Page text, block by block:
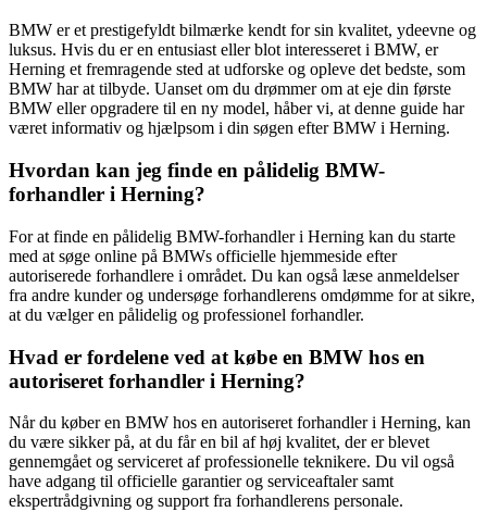
BMW er et prestigefyldt bilmærke kendt for sin kvalitet, ydeevne og
luksus. Hvis du er en entusiast eller blot interesseret i BMW, er
Herning et fremragende sted at udforske og opleve det bedste, som
BMW har at tilbyde. Uanset om du drømmer om at eje din første
BMW eller opgradere til en ny model, håber vi, at denne guide har
været informativ og hjælpsom i din søgen efter BMW i Herning.
Hvordan kan jeg finde en pålidelig BMW-
forhandler i Herning?
For at finde en pålidelig BMW-forhandler i Herning kan du starte
med at søge online på BMWs officielle hjemmeside efter
autoriserede forhandlere i området. Du kan også læse anmeldelser
fra andre kunder og undersøge forhandlerens omdømme for at sikre,
at du vælger en pålidelig og professionel forhandler.
Hvad er fordelene ved at købe en BMW hos en
autoriseret forhandler i Herning?
Når du køber en BMW hos en autoriseret forhandler i Herning, kan
du være sikker på, at du får en bil af høj kvalitet, der er blevet
gennemgået og serviceret af professionelle teknikere. Du vil også
have adgang til officielle garantier og serviceaftaler samt
ekspertrådgivning og support fra forhandlerens personale.